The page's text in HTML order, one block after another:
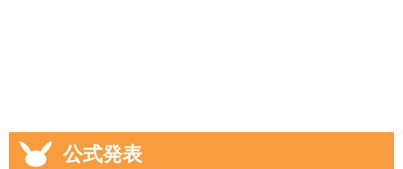
公式発表